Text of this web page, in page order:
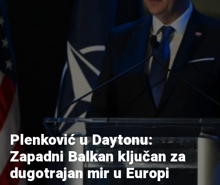
Plenković u Daytonu:
Zapadni Balkan ključan za
dugotrajan mir u Europi